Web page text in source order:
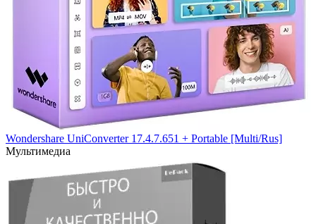
Wondershare UniConverter 17.4.7.651 + Portable [Multi/Rus]
Мультимедиа